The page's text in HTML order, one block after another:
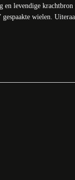
levendige
wielen.
met Henk-Jan